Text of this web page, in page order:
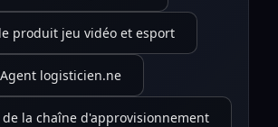
produit jeu vidéo et esport
Agent logisticien.ne
la chaîne d'approvisionnement